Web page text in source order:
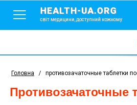
HEALTH-UA.ORG
світ медицини, доступний кожному
Головна / противозачаточные таблетки
противозачаточные